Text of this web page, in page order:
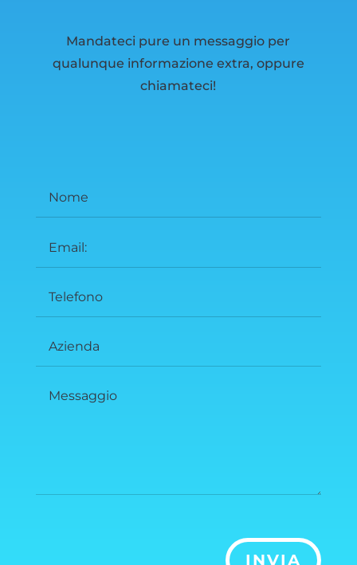
Mandateci pure un messaggio per
qualunque informazione extra, oppure
chiamateci!
INVIA